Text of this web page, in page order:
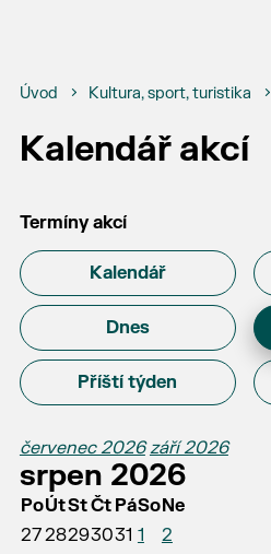
Úvod Kultura, sport, turistika
Kalendář akcí
Termíny akcí
Kalendář
Dnes
Příští týden
červenec 2026 září 2026
srpen 2026
PoÚtStČt PáSoNe
2728293031 1
2